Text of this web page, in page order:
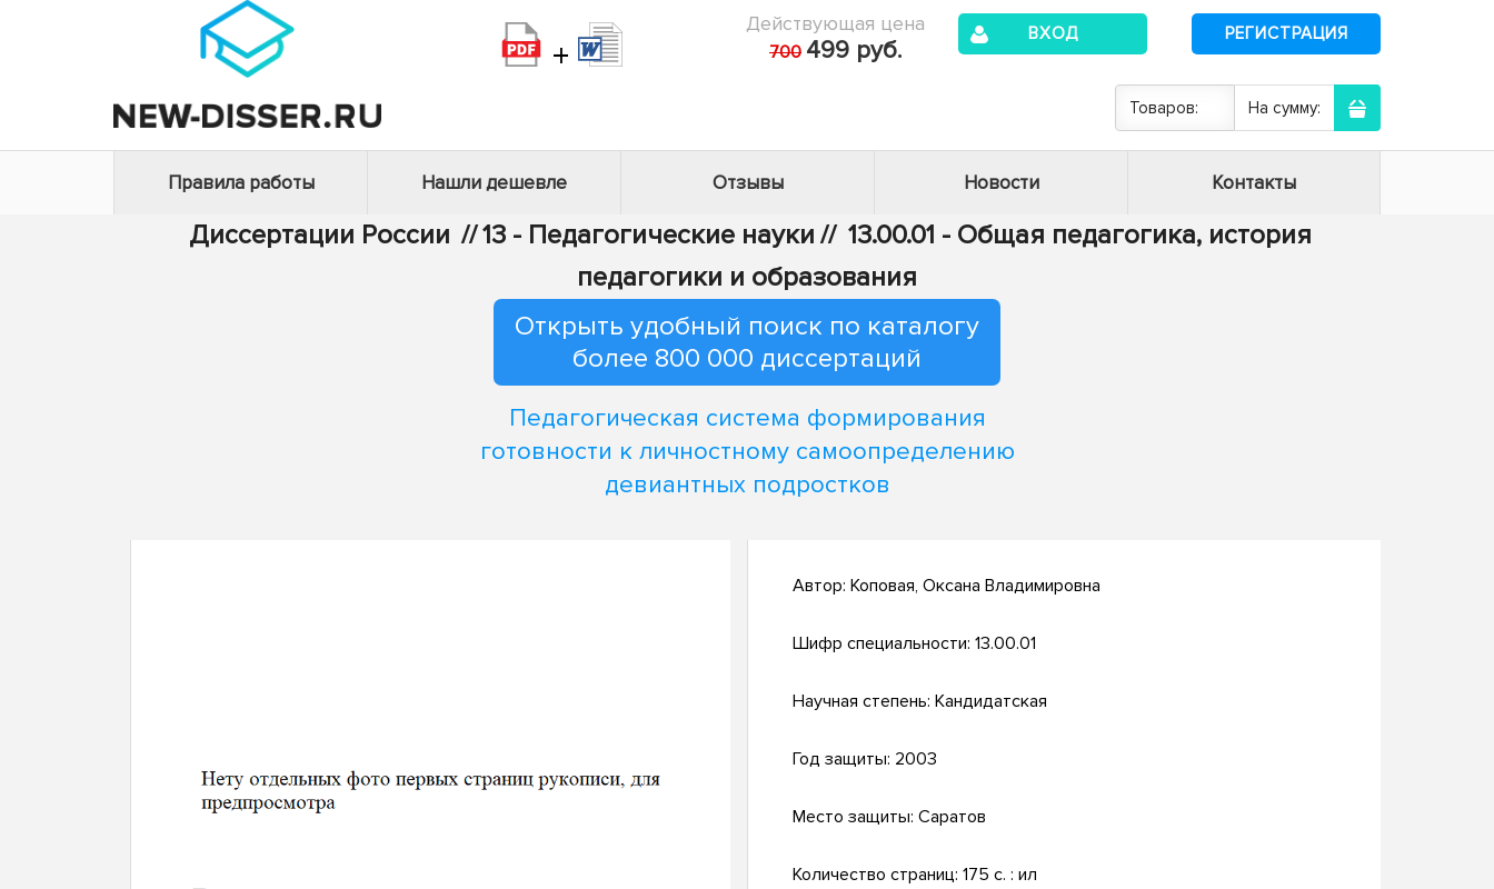
+
Действующая цена
700 499 руб.
ВХОД РЕГИСТРАЦИЯ
Товаров: На сумму:
Правила работы Нашли дешевле Отзывы Новости Контакты
Диссертации России //13 - Педагогические науки // 13.00.01 - Общая педагогика, история
педагогики и образования
Открыть удобный поиск по каталогу
более 800 000 диссертаций
Педагогическая система формирования
готовности к личностному самоопределению
девиантных подростков
Автор: Коповая, Оксана Владимировна
Шифр специальности: 13.00.01
Научная степень: Кандидатская
Год защиты: 2003
Место защиты: Саратов
Количество страниц: 175 с. : ил